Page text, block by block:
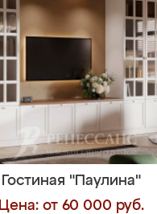
Гостиная "Паулина"
Цена: от 60 000 руб.